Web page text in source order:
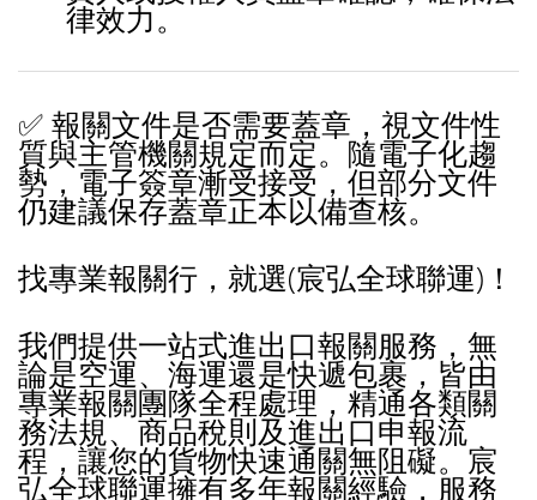
律效力。
✅ 報關文件是否需要蓋章，視文件性
質與主管機關規定而定。隨電子化趨
勢，電子簽章漸受接受，但部分文件
仍建議保存蓋章正本以備查核。
找專業報關行，就選(宸弘全球聯運)！
我們提供一站式進出口報關服務，無
論是空運、海運還是快遞包裹，皆由
專業報關團隊全程處理，精通各類關
務法規、商品稅則及進出口申報流
程，讓您的貨物快速通關無阻礙。宸
弘全球聯運擁有多年報關經驗，服務